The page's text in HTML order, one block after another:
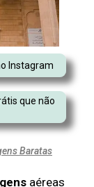
Instagram
que não
Baratas
aéreas